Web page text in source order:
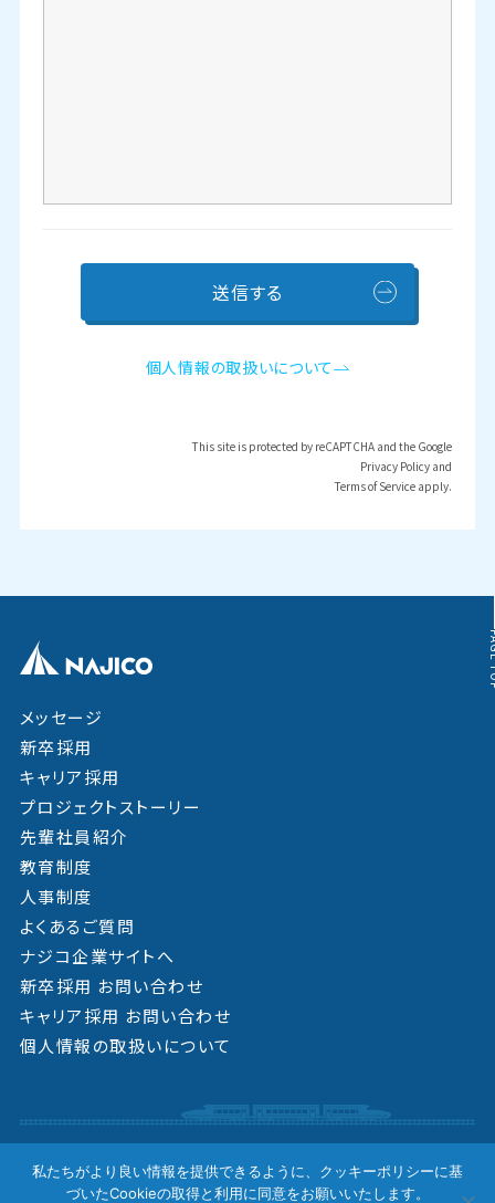
個人情報の取扱いについて
This site is protected by reCAPTCHA and the Google
Privacy Policy and
Terms of Service apply.
メッセージ
新卒採用
キャリア採用
プロジェクトストーリー
先輩社員紹介
教育制度
人事制度
よくあるご質問
ナジコ企業サイトへ
新卒採用 お問い合わせ
キャリア採用 お問い合わせ
個人情報の取扱いについて
All Rights Reserved.
私たちがより良い情報を提供できるように、クッキーポリシーに基
づいたCookieの取得と利用に同意をお願いいたします。